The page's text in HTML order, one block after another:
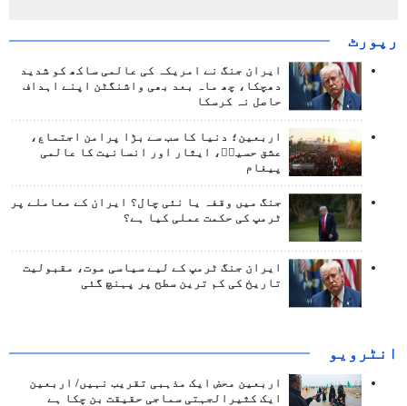
رپورٹ
ایران جنگ نے امریکہ کی عالمی ساکھ کو شدید
دھچکا، چھ ماہ بعد بھی واشنگٹن اپنے اہداف
حاصل نہ کرسکا
اربعین؛ دنیا کا سب سے بڑا پرامن اجتماع،
عشق حسینؑ، ایثار اور انسانیت کا عالمی
پیغام
جنگ میں وقفہ یا نئی چال؟ ایران کے معاملے پر
ٹرمپ کی حکمت عملی کیا ہے؟
ایران جنگ ٹرمپ کے لیے سیاسی موت، مقبولیت
تاریخ کی کم ترین سطح پر پہنچ گئی
انٹرويو
اربعین محض ایک مذہبی تقریب نہیں/ اربعین
ایک کثیرالجہتی سماجی حقیقت بن چکا ہے